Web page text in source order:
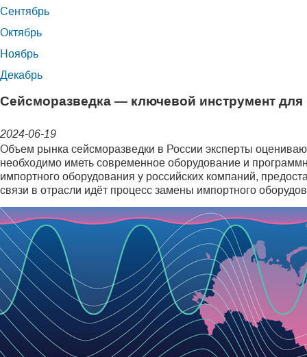
Сентябрь
Октябрь
Ноябрь
Декабрь
Сейсморазведка — ключевой инструмент для
2024-06-19
Объем рынка сейсморазведки в России эксперты
необходимо иметь современное оборудование и
импортного оборудования у российских компаний,
связи в отрасли идёт процесс замены импортного